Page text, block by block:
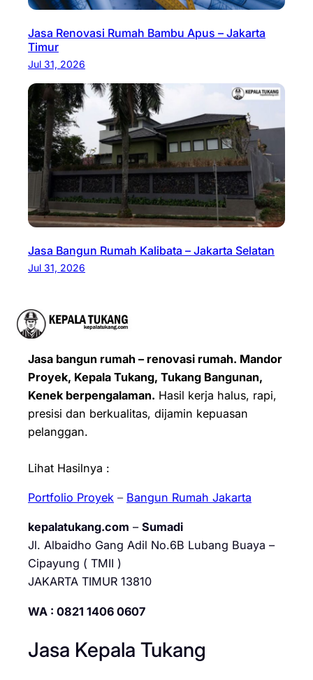
Jasa Renovasi Rumah Bambu Apus – Jakarta
Timur
Jul 31, 2026
Jasa Bangun Rumah Kalibata – Jakarta Selatan
Jul 31, 2026
Jasa bangun rumah – renovasi rumah. Mandor
Proyek, Kepala Tukang, Tukang Bangunan,
Kenek berpengalaman. Hasil kerja halus, rapi,
presisi dan berkualitas, dijamin kepuasan
pelanggan.
Lihat Hasilnya :
Portfolio Proyek – Bangun Rumah Jakarta
kepalatukang.com – Sumadi
Jl. Albaidho Gang Adil No.6B Lubang Buaya –
Cipayung ( TMII )
JAKARTA TIMUR 13810
WA : 0821 1406 0607
Jasa Kepala Tukang